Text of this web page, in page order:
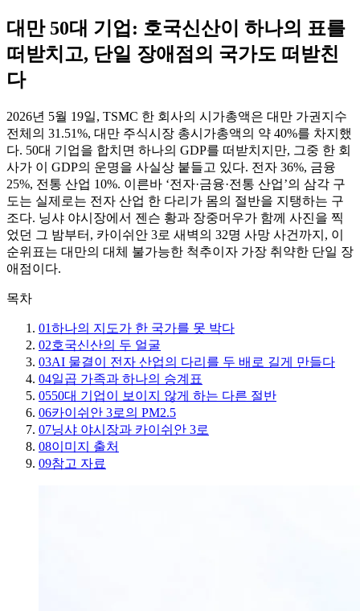
대만 50대 기업: 호국신산이 하나의 표를
떠받치고, 단일 장애점의 국가도 떠받친
다
2026년 5월 19일, TSMC 한 회사의 시가총액은 대만 가권지수
전체의 31.51%, 대만 주식시장 총시가총액의 약 40%를 차지했
다. 50대 기업을 합치면 하나의 GDP를 떠받치지만, 그중 한 회
사가 이 GDP의 운명을 사실상 붙들고 있다. 전자 36%, 금융
25%, 전통 산업 10%. 이른바 ‘전자·금융·전통 산업’의 삼각 구
도는 실제로는 전자 산업 한 다리가 몸의 절반을 지탱하는 구
조다. 닝샤 야시장에서 젠슨 황과 장중머우가 함께 사진을 찍
었던 그 밤부터, 카이쉬안 3로 새벽의 32명 사망 사건까지, 이
순위표는 대만의 대체 불가능한 척추이자 가장 취약한 단일 장
애점이다.
목차
01하나의 지도가 한 국가를 못 박다
02호국신산의 두 얼굴
03AI 물결이 전자 산업의 다리를 두 배로 길게 만들다
04일곱 가족과 하나의 승계표
0550대 기업이 보이지 않게 하는 다른 절반
06카이쉬안 3로의 PM2.5
07닝샤 야시장과 카이쉬안 3로
08이미지 출처
09참고 자료